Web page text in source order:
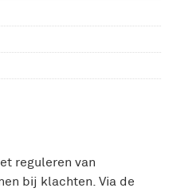
reguleren van
bij klachten. Via de